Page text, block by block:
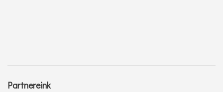
Partnereink